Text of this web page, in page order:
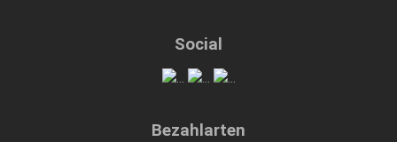
Social
Bezahlarten